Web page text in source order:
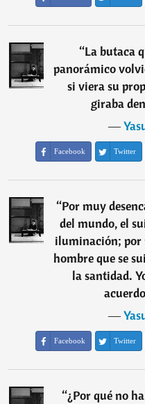
“La butaca
panorámico
si viera su
giraba
―
Facebook Twitter
“Por muy
del mundo, el
iluminación; por
hombre que se
la santidad.
―
Facebook Twitter
“¿Por qué no